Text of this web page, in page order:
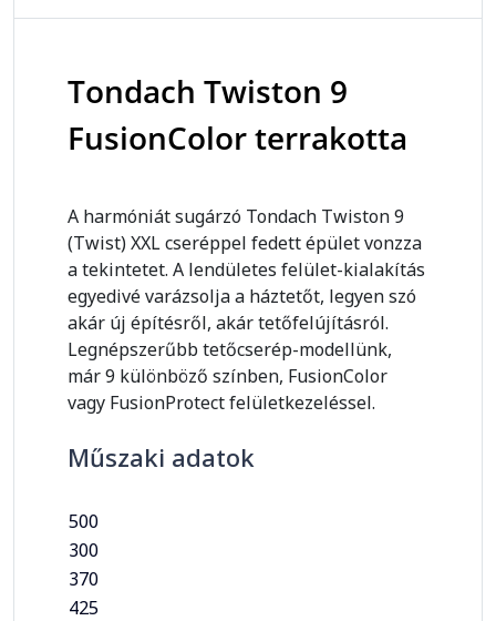
Tondach Twiston 9
FusionColor terrakotta
A harmóniát sugárzó Tondach Twiston 9
(Twist) XXL cseréppel fedett épület vonzza
a tekintetet. A lendületes felület-kialakítás
egyedivé varázsolja a háztetőt, legyen szó
akár új építésről, akár tetőfelújításról.
Legnépszerűbb tetőcserép-modellünk,
már 9 különböző színben, FusionColor
vagy FusionProtect felületkezeléssel.
Műszaki adatok
500
300
370
425